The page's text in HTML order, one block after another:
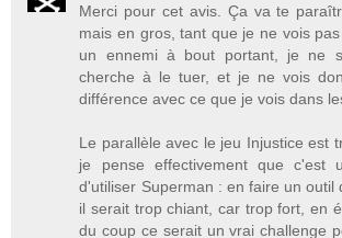
Merci pour cet avis. Ça va te
mais en gros, tant que je ne vois
un ennemi à bout portant, je ne
cherche à le tuer, et je ne vois
différence avec ce que je vois dans
Le parallèle avec le jeu Injustice est
je pense effectivement que c'est
d'utiliser Superman : en faire un outil
il serait trop chiant, car trop fort, en
du coup ce serait un vrai challenge